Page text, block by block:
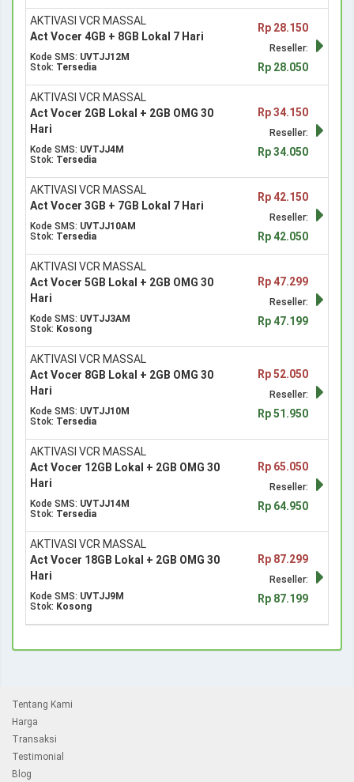
AKTIVASI VCR MASSAL
Act Vocer 4GB + 8GB Lokal 7 Hari
Kode SMS: UVTJJ12M
Stok: Tersedia
Rp 28.150
Reseller:
Rp 28.050
AKTIVASI VCR MASSAL
Act Vocer 2GB Lokal + 2GB OMG 30
Hari
Kode SMS: UVTJJ4M
Stok: Tersedia
Rp 34.150
Reseller:
Rp 34.050
AKTIVASI VCR MASSAL
Act Vocer 3GB + 7GB Lokal 7 Hari
Kode SMS: UVTJJ10AM
Stok: Tersedia
Rp 42.150
Reseller:
Rp 42.050
AKTIVASI VCR MASSAL
Act Vocer 5GB Lokal + 2GB OMG 30
Hari
Kode SMS: UVTJJ3AM
Stok: Kosong
Rp 47.299
Reseller:
Rp 47.199
AKTIVASI VCR MASSAL
Act Vocer 8GB Lokal + 2GB OMG 30
Hari
Kode SMS: UVTJJ10M
Stok: Tersedia
Rp 52.050
Reseller:
Rp 51.950
AKTIVASI VCR MASSAL
Act Vocer 12GB Lokal + 2GB OMG 30
Hari
Kode SMS: UVTJJ14M
Stok: Tersedia
Rp 65.050
Reseller:
Rp 64.950
AKTIVASI VCR MASSAL
Act Vocer 18GB Lokal + 2GB OMG 30
Hari
Kode SMS: UVTJJ9M
Stok: Kosong
Rp 87.299
Reseller:
Rp 87.199
Tentang Kami
Harga
Transaksi
Testimonial
Blog